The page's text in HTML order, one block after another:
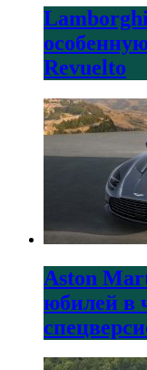
Revuelto
Aston
юбилей в